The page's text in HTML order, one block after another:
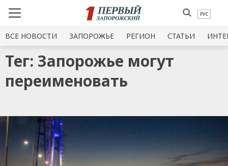
РУС
ВСЕ НОВОСТИ ЗАПОРОЖЬЕ РЕГИОН СТАТЬИ
Тег: Запорожье могут
переименовать